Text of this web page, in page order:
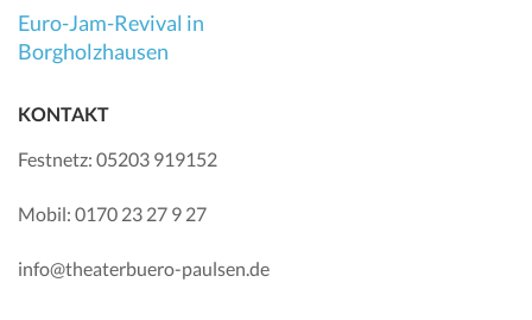
Beitragsnavigation
Euro-Jam-Revival in
Borgholzhausen
KONTAKT
Festnetz: 05203 919152
Mobil: 0170 23 27 9 27
info@theaterbuero-paulsen.de